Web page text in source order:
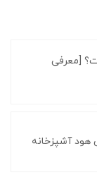
[معرفی
هود آشپزخانه